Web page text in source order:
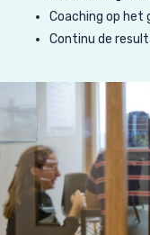
Coaching op het
Continu de